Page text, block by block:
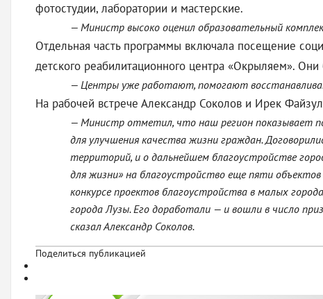
фотостудии, лаборатории и мастерские.
— Министр высоко оценил образовательный
Отдельная часть программы включала посещение
детского реабилитационного центра «Окрыляем».
— Центры уже работают, помогают
На рабочей встрече Александр Соколов и Ирек
— Министр отметил, что наш регион показывает
для улучшения качества жизни граждан.
территорий, и о дальнейшем благоустройстве
для жизни» на благоустройство еще пяти
конкурсе проектов благоустройства в малых
города Лузы. Его доработали — и вошли в число
сказал Александр Соколов.
Поделиться публикацией